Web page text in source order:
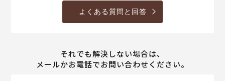
よくある質問と回答
それでも解決しない場合は、
メールかお電話でお問い合わせください。